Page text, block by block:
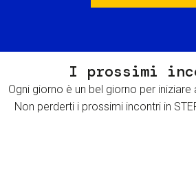
I prossimi
Ogni giorno è un bel giorno per
Non perderti i prossimi incontri in